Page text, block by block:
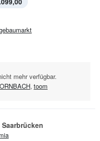
mehr verfügbar.
, toom